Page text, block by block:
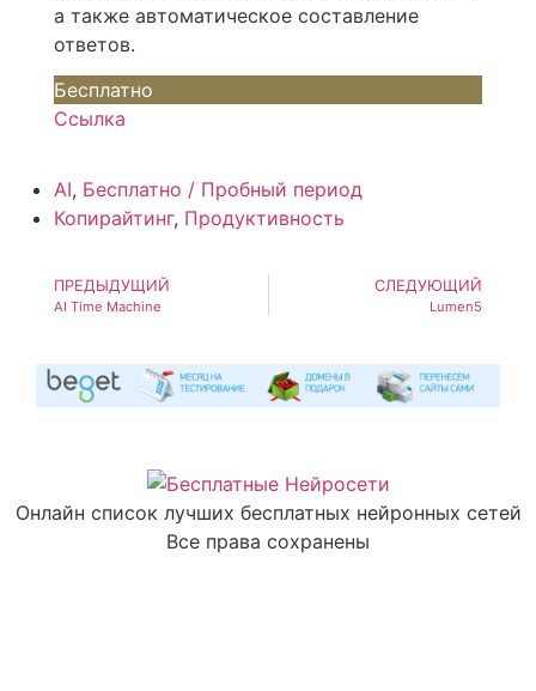
а также автоматическое составление
ответов.
Бесплатно
Ссылка
AI, Бесплатно / Пробный период
Копирайтинг, Продуктивность
ПРЕДЫДУЩИЙ
AI Time Machine
СЛЕДУЮЩИЙ
Lumen5
Онлайн список лучших бесплатных нейронных сетей
Все права сохранены